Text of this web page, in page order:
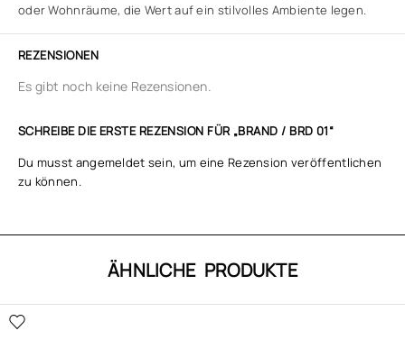
oder Wohnräume, die Wert auf ein stilvolles Ambiente legen.
REZENSIONEN
Es gibt noch keine Rezensionen.
SCHREIBE DIE ERSTE REZENSION FÜR „BRAND / BRD 01“
Du musst angemeldet sein, um eine Rezension veröffentlichen
zu können.
ÄHNLICHE PRODUKTE